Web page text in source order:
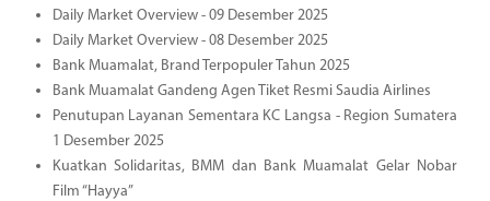
Daily Market Overview - 09 Desember 2025
Daily Market Overview - 08 Desember 2025
Bank Muamalat, Brand Terpopuler Tahun 2025
Bank Muamalat Gandeng Agen Tiket Resmi Saudia Airlines
Penutupan Layanan Sementara KC Langsa - Region Sumatera
1 Desember 2025
Kuatkan Solidaritas, BMM dan Bank Muamalat Gelar Nobar
Film “Hayya”